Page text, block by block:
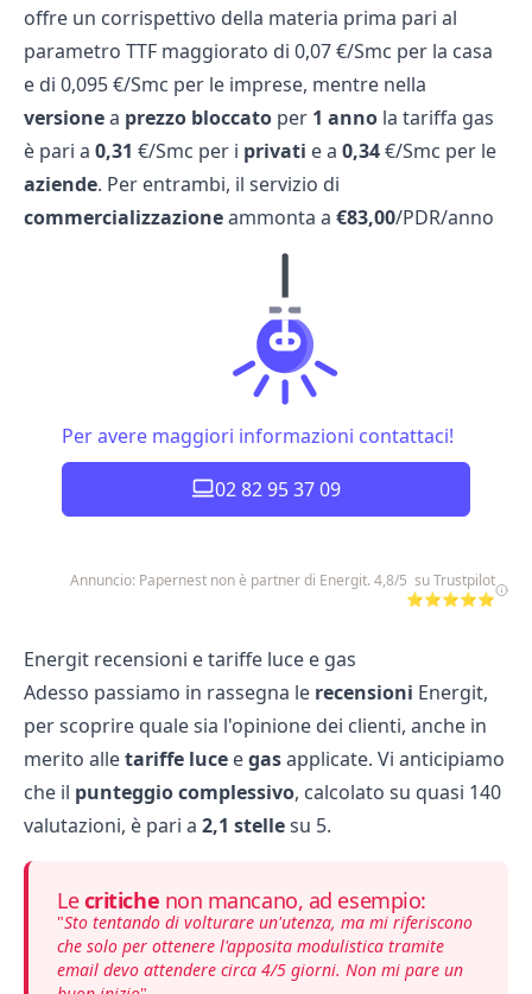
offre un corrispettivo della materia prima pari al
parametro TTF maggiorato di 0,07 €/Smc per la casa
e di 0,095 €/Smc per le imprese, mentre nella
versionea prezzo bloccato per 1 anno la tariffa gas
è pari a 0,31 €/Smc per i privati e a 0,34€/Smc per le
aziende. Per entrambi, il servizio di
commercializzazioneammonta a €83,00/PDR/anno
Per avere maggiori informazioni contattaci!
02 82 95 37 09
Annuncio: Papernest non è partner di Energit. 4,8/5 su Trustpilot
⭐⭐⭐⭐⭐
Energit recensioni e tariffe luce e gas
Adesso passiamo in rassegna le recensioni Energit,
per scoprire quale sia l'opinione dei clienti, anche in
merito alletariffe luce egasapplicate. Vi anticipiamo
che il punteggio complessivo, calcolato su quasi 140
valutazioni, è pari a 2,1 stellesu 5.
Lecritiche non mancano, ad esempio:
"Sto tentando di volturare un'utenza, ma mi riferiscono
che solo per ottenere l'apposita modulistica tramite
email devo attendere circa 4/5 giorni. Non mi pare un